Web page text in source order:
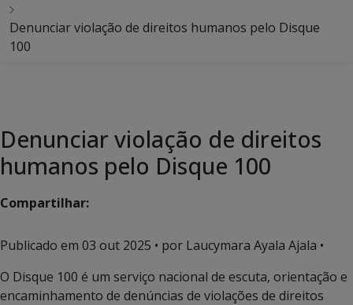
Denunciar violação de direitos humanos pelo Disque
100
Denunciar violação de direitos
humanos pelo Disque 100
Compartilhar:
Publicado em 03 out 2025 • por Laucymara Ayala Ajala •
O Disque 100 é um serviço nacional de escuta, orientação e
encaminhamento de denúncias de violações de direitos